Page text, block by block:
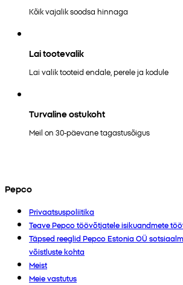
Kõik vajalik soodsa hinnaga
Lai tootevalik
Lai valik tooteid endale, perele ja kodule
Turvaline ostukoht
Meil on 30-päevane tagastusõigus
Pepco
Privaatsuspoliitika
Teave Pepco töövõtjatele isikuandmete
Täpsed reeglid Pepco Estonia OÜ
võistluste kohta
Meist
Meie vastutus